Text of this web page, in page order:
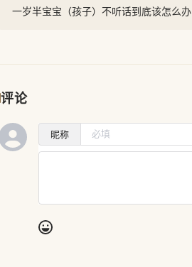
一岁半宝宝（孩子）不听话到底该怎么办
评论
昵称